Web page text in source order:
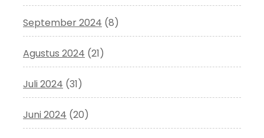
September 2024 (8)
Agustus 2024 (21)
Juli 2024 (31)
Juni 2024 (20)